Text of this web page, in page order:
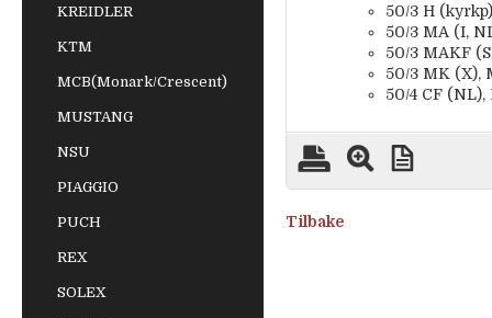
KREIDLER
KTM
MCB(Monark/Crescent)
MUSTANG
NSU
PIAGGIO
PUCH
REX
SOLEX
50/3 H (kyrkp)
50/3 MA (I,
50/3 MAKF
50/3 MK (X),
50/4 CF
Tilbake